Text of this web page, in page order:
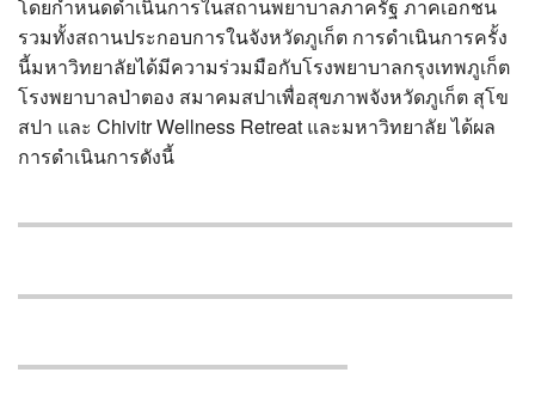
โดยกำหนดดำเนินการในสถานพยาบาลภาครัฐ ภาคเอกชน
รวมทั้งสถานประกอบการในจังหวัดภูเก็ต การดำเนินการครั้ง
นี้มหาวิทยาลัยได้มีความร่วมมือกับโรงพยาบาลกรุงเทพภูเก็ต
โรงพยาบาลป่าตอง สมาคมสปาเพื่อสุขภาพจังหวัดภูเก็ต สุโข
สปา และ Chivitr Wellness Retreat และมหาวิทยาลัย ได้ผล
การดำเนินการดังนี้